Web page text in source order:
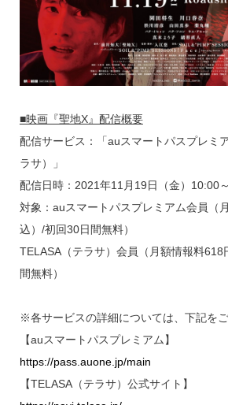
■映画『聖地X』配信概要
配信サービス：「auスマートパスプレミ
ラサ）」
配信日時：2021年11月19日（金）10:00～
対象：auスマートパスプレミアム会員（
込）/初回30日間無料）
TELASA（テラサ）会員（月額情報料618
間無料）
※各サービスの詳細については、下記をご
【auスマートパスプレミアム】
https://pass.auone.jp/main
【TELASA（テラサ）公式サイト】